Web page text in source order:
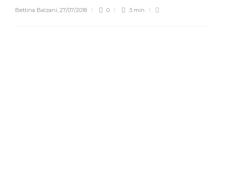
Bettina Balzani, 27/07/2018 0 3 min